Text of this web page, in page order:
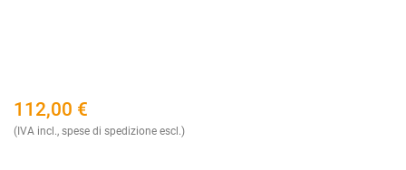
112,00 €
(IVA incl., spese di spedizione escl.)